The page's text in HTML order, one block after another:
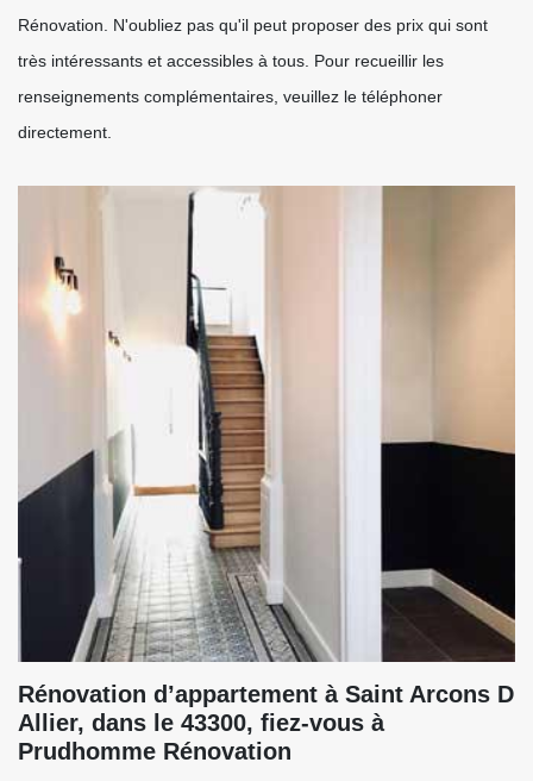
Rénovation. N'oubliez pas qu'il peut proposer des prix qui sont
très intéressants et accessibles à tous. Pour recueillir les
renseignements complémentaires, veuillez le téléphoner
directement.
Rénovation d’appartement à Saint Arcons D
Allier, dans le 43300, fiez-vous à
Prudhomme Rénovation